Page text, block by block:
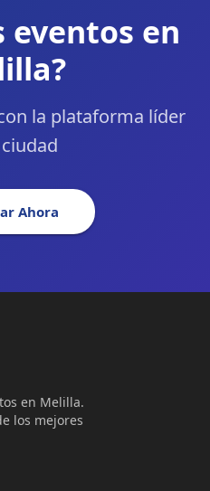
eventos en
la plataforma líder
Ahora
en Melilla.
los mejores